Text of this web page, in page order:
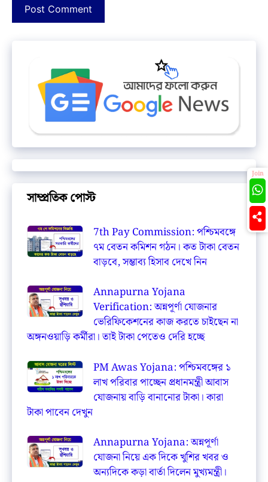
সাম্প্রতিক পোস্ট
7th Pay Commission: পশ্চিমবঙ্গে
৭ম বেতন কমিশন গঠন। কত টাকা বেতন
বাড়বে, সম্ভাব্য হিসাব দেখে নিন
Annapurna Yojana
Verification: অন্নপূর্ণা যোজনার
ভেরিফিকেশনের কাজ করতে চাইছেন না
অঙ্গনওয়াড়ি কর্মীরা। তাই টাকা পেতেও দেরি হচ্ছে
PM Awas Yojana: পশ্চিমবঙ্গের ১
লাখ পরিবার পাচ্ছেন প্রধানমন্ত্রী আবাস
যোজনায় বাড়ি বানানোর টাকা। কারা
টাকা পাবেন দেখুন
Annapurna Yojana: অন্নপূর্ণা
যোজনা নিয়ে এক দিকে খুশির খবর ও
অন্যদিকে কড়া বার্তা দিলেন মুখ্যমন্ত্রী।
Join